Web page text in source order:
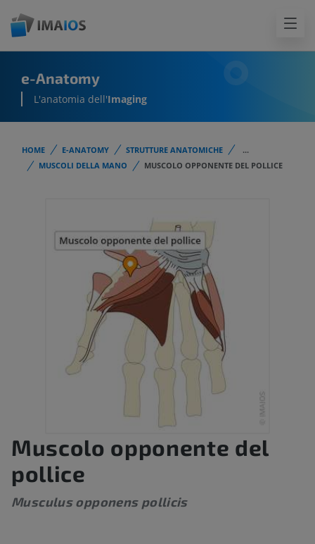
e-Anatomy
L'anatomia dell'Imaging
HOME E-ANATOMY STRUTTURE ANATOMICHE
...
MUSCOLI DELLA MANO
MUSCOLO OPPONENTE DEL POLLICE
Muscolo opponente del
pollice
Musculus opponens pollicis